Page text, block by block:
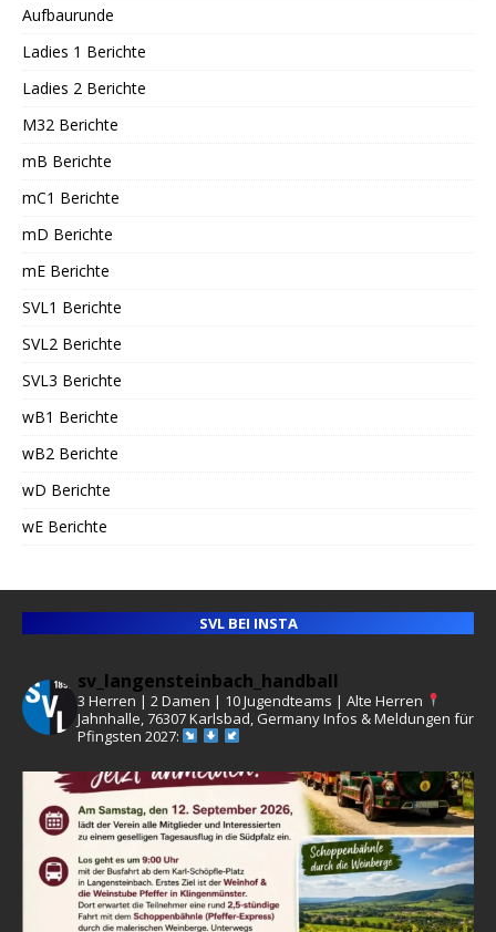
Aufbaurunde
Ladies 1 Berichte
Ladies 2 Berichte
M32 Berichte
mB Berichte
mC1 Berichte
mD Berichte
mE Berichte
SVL1 Berichte
SVL2 Berichte
SVL3 Berichte
wB1 Berichte
wB2 Berichte
wD Berichte
wE Berichte
SVL BEI INSTA
sv_langensteinbach_handball
3 Herren | 2 Damen | 10 Jugendteams | Alte Herren
Jahnhalle, 76307 Karlsbad, GermanyInfos & Meldungen für
Pfingsten 2027: